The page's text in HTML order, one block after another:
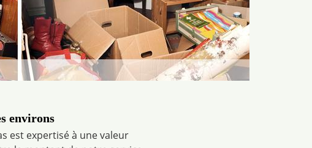
environs
est expertisé à une valeur